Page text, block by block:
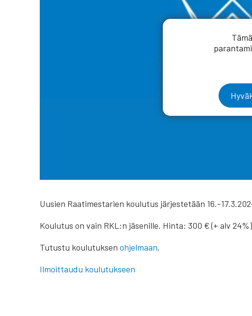
Uusien Raatimestarien koulutus järjestetään 16.-
Koulutus on vain RKL:n jäsenille. Hinta: 300 € (+ alv
Tutustu koulutuksen ohjelmaan.
Ilmoittaudu koulutukseen